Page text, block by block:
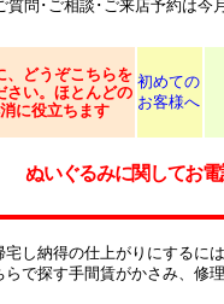
問･ご相談･ご来店予約は今
、どうぞこちらを
さい。ほとんどの
に役立ちます
初めての
お客様へ
ぬいぐるみに関してお
し納得の仕上がりにするに
で探す手間賃がかさみ、修